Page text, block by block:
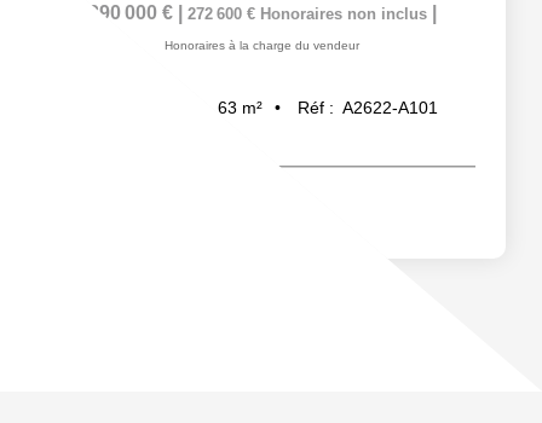
290 000 € 272 600 € Honoraires non inclus
Honoraires à la charge du vendeur
63 m² Réf : A2622-A101